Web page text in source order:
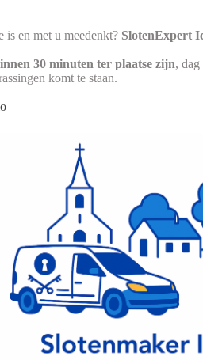
is en met u meedenkt? SlotenExpert
30 minuten ter plaatse zijn,
komt te staan.